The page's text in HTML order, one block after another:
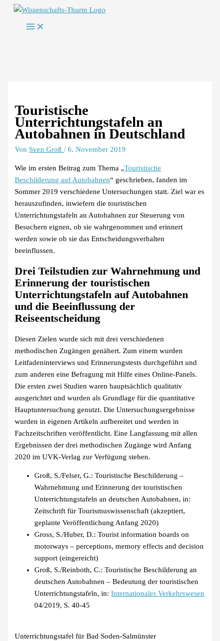
Zum
Touristische
Unterrichtungstafeln an
Autobahnen in Deutschland
Von Sven Groß/6. November 2019
Wie im ersten Beitrag zum Thema „Touristische
Beschilderung auf Autobahnen“ geschrieben, fanden im
Sommer 2019 verschiedene Untersuchungen statt. Ziel war es
herauszufinden, inwiefern die touristischen
Unterrichtungstafeln an Autobahnen zur Steuerung von
Besuchern eignen, ob sie wahrgenommen und erinnert
werden sowie ob sie das Entscheidungsverhalten
beeinflussen.
Drei Teilstudien zur Wahrnehmung und
Erinnerung der touristischen
Unterrichtungstafeln auf Autobahnen
und die Beeinflussung der
Reiseentscheidung
Diesen Zielen wurde sich mit drei verschiedenen
methodischen Zugängen genähert. Zum einem wurden
Leitfadeninterviews und Erinnerungstests durchgeführt und
zum anderen eine Befragung mit Hilfe eines Online-Panels.
Die ersten zwei Studien waren hauptsächlich qualitativ
ausgerichtet und wurden als Grundlage für die quantitative
Hauptuntersuchung genutzt. Die Untersuchungsergebnisse
wurden in eigenen Artikeln aufbereitet und werden in
Fachzeitschriften veröffentlicht. Eine Langfassung mit allen
Ergebnissen der drei methodischen Zugänge wird Anfang
2020 im UVK-Verlag zur Verfügung stehen.
Groß, S./Felser, G.: Touristische Beschilderung –
Wahrnehmung und Erinnerung der touristischen
Unterrichtungstafeln an deutschen Autobahnen, in:
Zeitschrift für Tourismuswissenschaft (akzeptiert,
geplante Veröffentlichung Anfang 2020)
Gross, S./Huber, D.: Tourist information boards on
motorways – perceptions, memory effects and decision
support (eingereicht)
Groß, S./Reinboth, C.: Touristische Beschilderung an
deutschen Autobahnen – Bedeutung der touristischen
Unterrichtungstafeln, in:Internationales Verkehrswesen
04/2019, S. 40-45
Unterrichtungstafel für Bad Soden-Salmünster